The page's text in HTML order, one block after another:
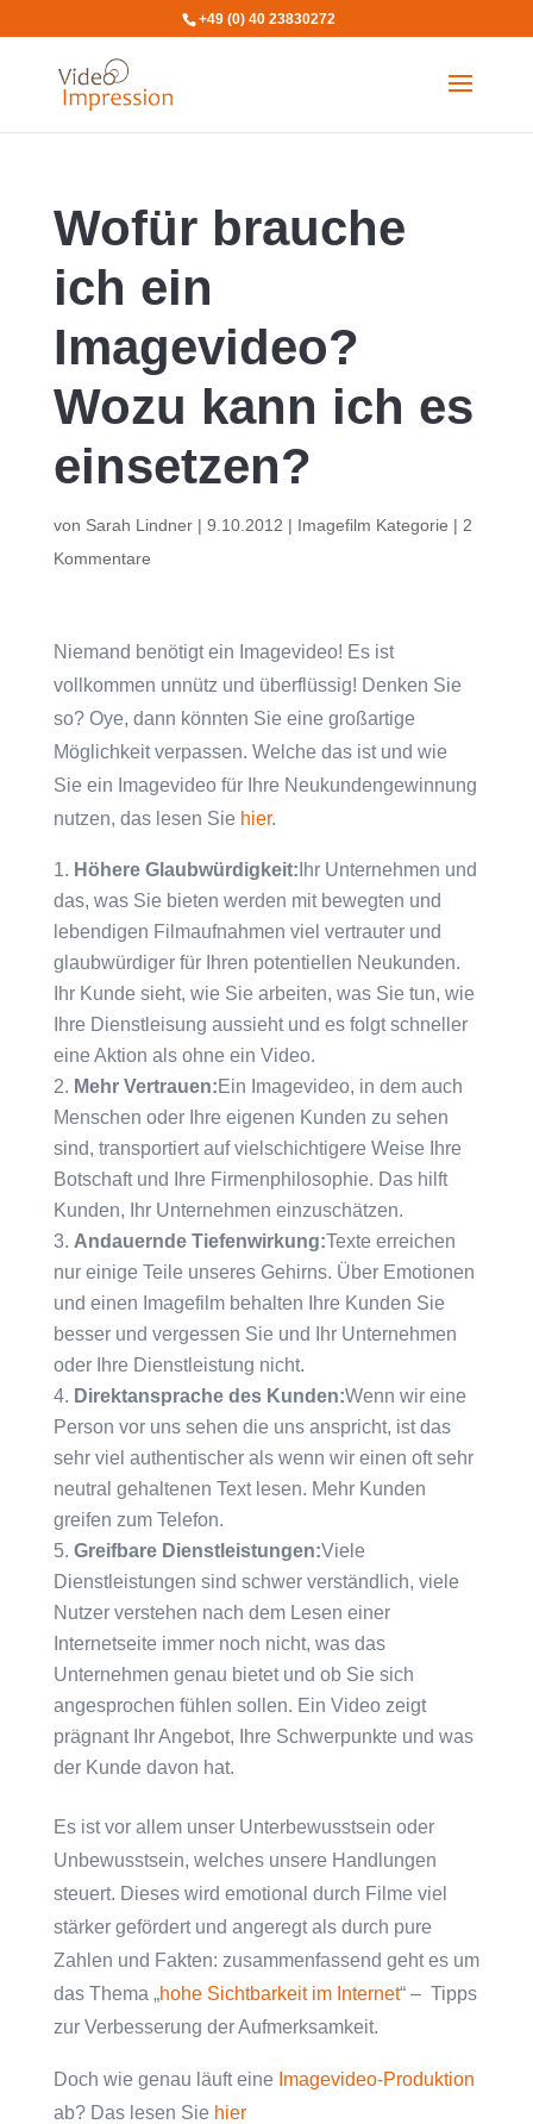
+49 (0) 40 23830272
Wofür brauche
ich ein
Imagevideo?
Wozu kann ich es
einsetzen?
von Sarah Lindner| 9.10.2012 | Imagefilm Kategorie | 2
Kommentare
Niemand benötigt ein Imagevideo! Es ist
vollkommen unnütz und überflüssig! Denken Sie
so? Oye, dann könnten Sie eine großartige
Möglichkeit verpassen. Welche das ist und wie
Sie ein Imagevideo für Ihre Neukundengewinnung
nutzen, das lesen Sie hier.
Höhere Glaubwürdigkeit: Ihr Unternehmen und
das, was Sie bieten werden mit bewegten und
lebendigen Filmaufnahmen viel vertrauter und
glaubwürdiger für Ihren potentiellen Neukunden.
Ihr Kunde sieht, wie Sie arbeiten, was Sie tun, wie
Ihre Dienstleisung aussieht und es folgt schneller
eine Aktion als ohne ein Video.
Mehr Vertrauen:Ein Imagevideo, in dem auch
Menschen oder Ihre eigenen Kunden zu sehen
sind, transportiert auf vielschichtigere Weise Ihre
Botschaft und Ihre Firmenphilosophie. Das hilft
Kunden, Ihr Unternehmen einzuschätzen.
Andauernde Tiefenwirkung:Texte erreichen
nur einige Teile unseres Gehirns. Über Emotionen
und einen Imagefilm behalten Ihre Kunden Sie
besser und vergessen Sie und Ihr Unternehmen
oder Ihre Dienstleistung nicht.
Direktansprache des Kunden:Wenn wir eine
Person vor uns sehen die uns anspricht, ist das
sehr viel authentischer als wenn wir einen oft sehr
neutral gehaltenen Text lesen. Mehr Kunden
greifen zum Telefon.
Greifbare Dienstleistungen:Viele
Dienstleistungen sind schwer verständlich, viele
Nutzer verstehen nach dem Lesen einer
Internetseite immer noch nicht, was das
Unternehmen genau bietet und ob Sie sich
angesprochen fühlen sollen. Ein Video zeigt
prägnant Ihr Angebot, Ihre Schwerpunkte und was
der Kunde davon hat.
Es ist vor allem unser Unterbewusstsein oder
Unbewusstsein, welches unsere Handlungen
steuert. Dieses wird emotional durch Filme viel
stärker gefördert und angeregt als durch pure
Zahlen und Fakten: zusammenfassend geht es um
das Thema „hohe Sichtbarkeit im Internet“ – Tipps
zur Verbesserung der Aufmerksamkeit.
Doch wie genau läuft eine Imagevideo-Produktion
ab? Das lesen Sie hier